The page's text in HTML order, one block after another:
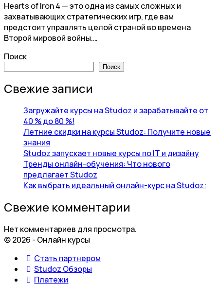
Hearts of Iron 4 — это одна из самых сложных и
захватывающих стратегических игр, где вам
предстоит управлять целой страной во времена
Второй мировой войны.…
Поиск
Поиск
Свежие записи
Загружайте курсы на Studoz и зарабатывайте от
40 % до 80 %!
Летние скидки на курсы Studoz: Получите новые
знания
Studoz запускает новые курсы по IT и дизайну
Тренды онлайн-обучения: Что нового
предлагает Studoz
Как выбрать идеальный онлайн-курс на Studoz:
Свежие комментарии
Нет комментариев для просмотра.
© 2026 - Онлайн курсы
Стать партнером
Studoz Обзоры
Платежи